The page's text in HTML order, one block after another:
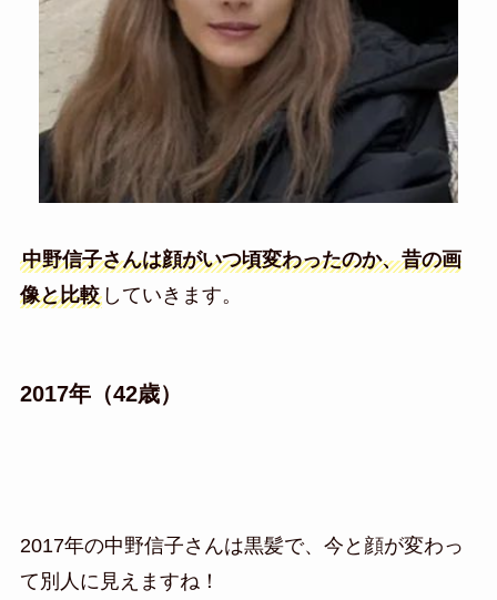
中野信子さんは顔がいつ頃変わったのか、昔の画
像と比較していきます。
2017年（42歳）
2017年の中野信子さんは黒髪で、今と顔が変わっ
て別人に見えますね！